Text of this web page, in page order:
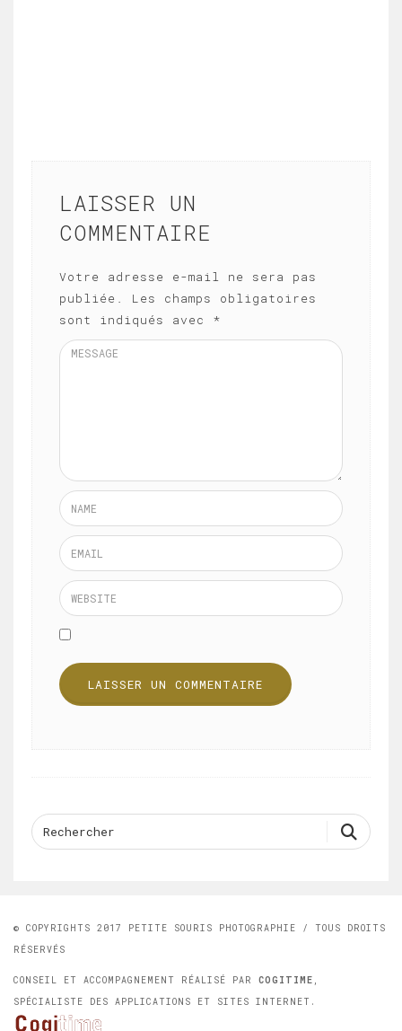
LAISSER UN
COMMENTAIRE
Votre adresse e-mail ne sera pas
publiée.
Les champs obligatoires
sont indiqués avec *
© COPYRIGHTS 2017 PETITE SOURIS PHOTOGRAPHIE / TOUS DROITS
RÉSERVÉS
CONSEIL ET ACCOMPAGNEMENT RÉALISÉ PAR COGITIME ,
SPÉCIALISTE DES APPLICATIONS ET SITES INTERNET.